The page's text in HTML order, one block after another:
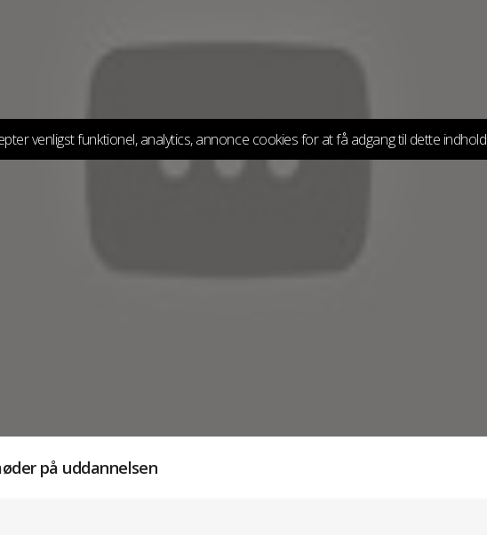
venligst funktionel, analytics, annonce cookies for at få adgang til dette indhold
på uddannelsen